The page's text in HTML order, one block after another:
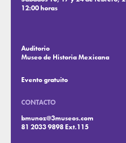
12:00 horas
Auditorio
Museo de Historia Mexicana
Evento gratuito
CONTACTO
bmunoz@3museos.com
81 2033 9898 Ext.115